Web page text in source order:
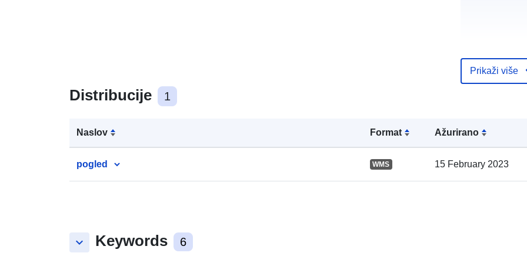
Distribucije 1
Naslov Formаt Ažurirano
pogled WMS 15 February 2023
keyboard_arrow_down Keywords 6
Prostorno:
Prikaži više